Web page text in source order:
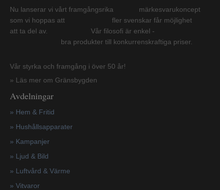
Nu lanserar vi vårt framgångsrika märkesvarukoncept
som vi hoppas att fler svenskar får möjlighet
att ta del av. Vår filosofi är enkel -
bra produkter till konkurrenskraftiga priser.
Vår styrka och framgång i över 50 år!
» Läs mer om Gränsbygden
Avdelningar
» Hem & Fritid
» Hushållsapparater
» Kampanjer
» Ljud & Bild
» Luftvård & Värme
» Vitvaror